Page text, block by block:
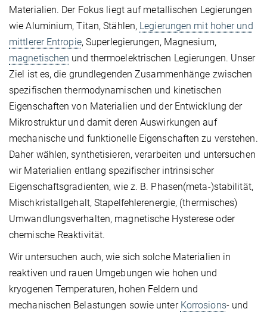
Materialien. Der Fokus liegt auf metallischen Legierungen
wie Aluminium, Titan, Stählen, Legierungen mit hoher und
mittlerer Entropie, Superlegierungen, Magnesium,
magnetischen und thermoelektrischen Legierungen. Unser
Ziel ist es, die grundlegenden Zusammenhänge zwischen
spezifischen thermodynamischen und kinetischen
Eigenschaften von Materialien und der Entwicklung der
Mikrostruktur und damit deren Auswirkungen auf
mechanische und funktionelle Eigenschaften zu verstehen.
Daher wählen, synthetisieren, verarbeiten und untersuchen
wir Materialien entlang spezifischer intrinsischer
Eigenschaftsgradienten, wie z. B. Phasen(meta-)stabilität,
Mischkristallgehalt, Stapelfehlerenergie, (thermisches)
Umwandlungsverhalten, magnetische Hysterese oder
chemische Reaktivität.
Wir untersuchen auch, wie sich solche Materialien in
reaktiven und rauen Umgebungen wie hohen und
kryogenen Temperaturen, hohen Feldern und
mechanischen Belastungen sowie unter Korrosions- und